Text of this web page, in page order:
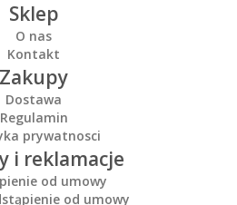
Sklep
O nas
Kontakt
Zakupy
Dostawa
Regulamin
prywatnosci
i reklamacje
od umowy
od umowy